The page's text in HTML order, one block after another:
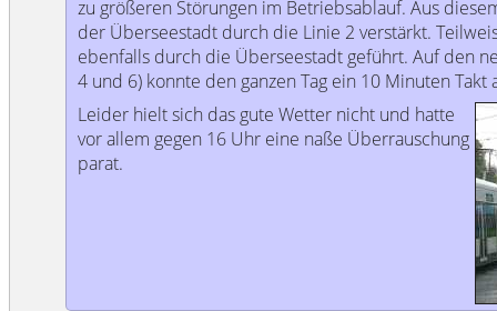
zu größeren Störungen im Betriebsablauf. Aus
der Überseestadt durch die Linie 2 verstärkt.
ebenfalls durch die Überseestadt geführt. Auf den
4 und 6) konnte den ganzen Tag ein 10 Minuten
Leider hielt sich das gute Wetter nicht und hatte
vor allem gegen 16 Uhr eine naße Überrauschung
parat.